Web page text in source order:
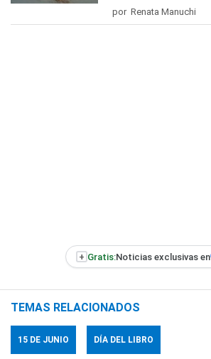
por Renata Manuchi
+ Gratis:Noticias exclusivas en
TEMAS RELACIONADOS
15 DE JUNIO DÍA DEL LIBRO